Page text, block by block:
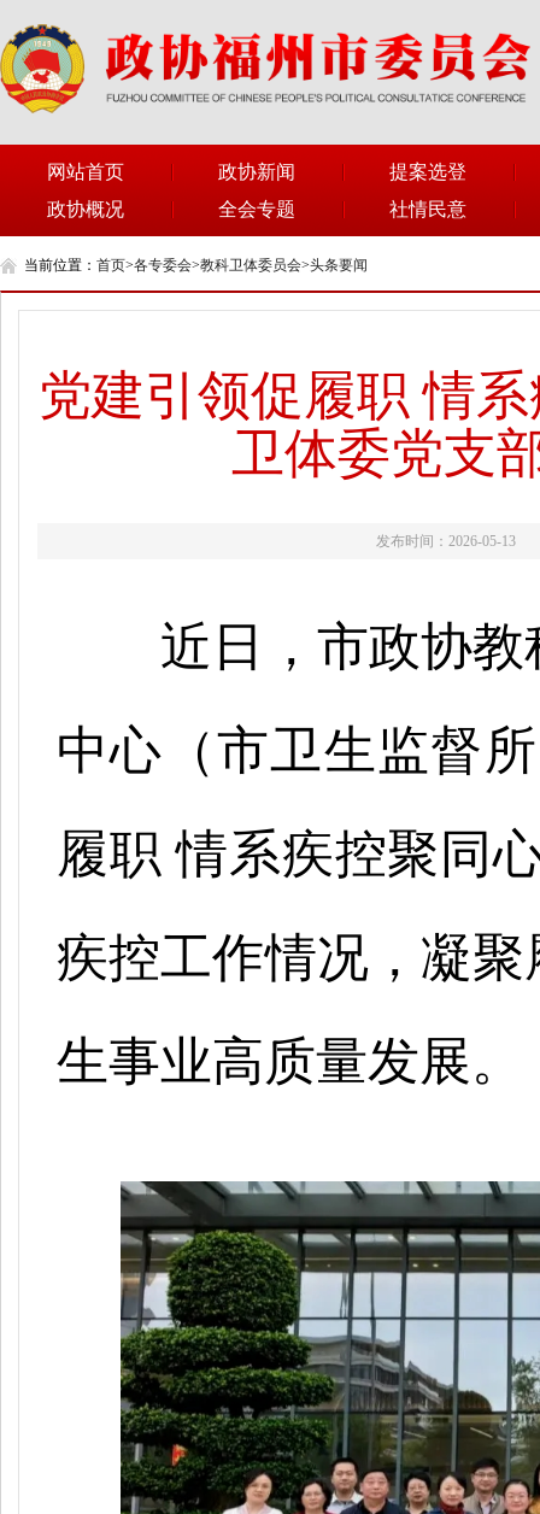
网站首页 政协新闻
提案选登
政协概况
全会专题 社情民意
当前位置： 首页>各专委会>教科卫体委员会>头条要闻
党建引领促履职 情
卫体委党支
发布时间：2026-05-13
近日，市政协
中心（市卫生监督
履职 情系疾控聚同
疾控工作情况，凝
生事业高质量发展。